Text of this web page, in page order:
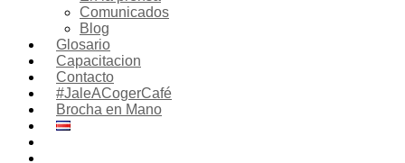
Comunicados
Blog
Glosario
Capacitacion
Contacto
#JaleACogerCafé
Brocha en Mano